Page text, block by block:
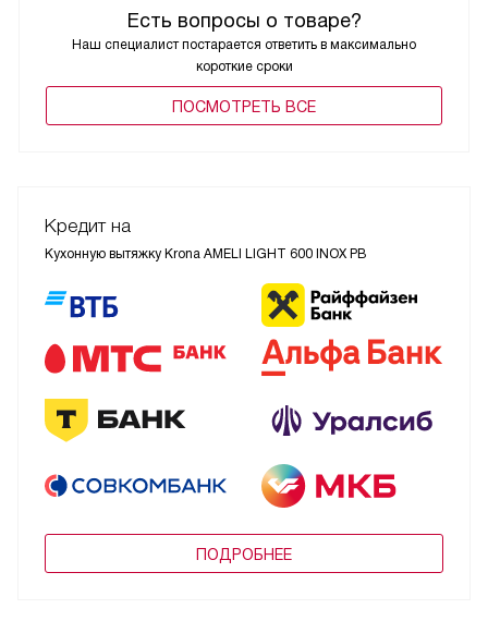
Есть вопросы о товаре?
Наш специалист постарается ответить в максимально
короткие сроки
ПОCМОТРЕТЬ ВСЕ
Кредит на
Кухонную вытяжку Krona AMELI LIGHT 600 INOX PB
ПОДРОБНЕЕ